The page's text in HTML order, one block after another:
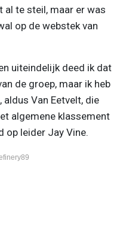
al te steil, maar er was
op de webstek van
uiteindelijk deed ik dat
de groep, maar ik heb
aldus Van Eetvelt, die
algemene klassement
op leider Jay Vine.